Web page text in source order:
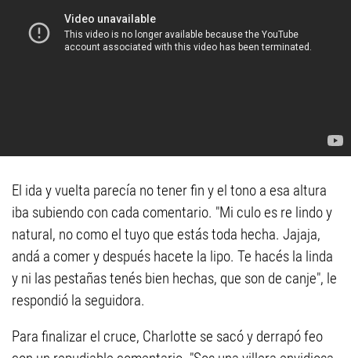
El ida y vuelta parecía no tener fin y el tono a esa altura
iba subiendo con cada comentario. "Mi culo es re lindo y
natural, no como el tuyo que estás toda hecha. Jajaja,
andá a comer y después hacete la lipo. Te hacés la linda
y ni las pestañas tenés bien hechas, que son de canje", le
respondió la seguidora.
Para finalizar el cruce, Charlotte se sacó y derrapó feo